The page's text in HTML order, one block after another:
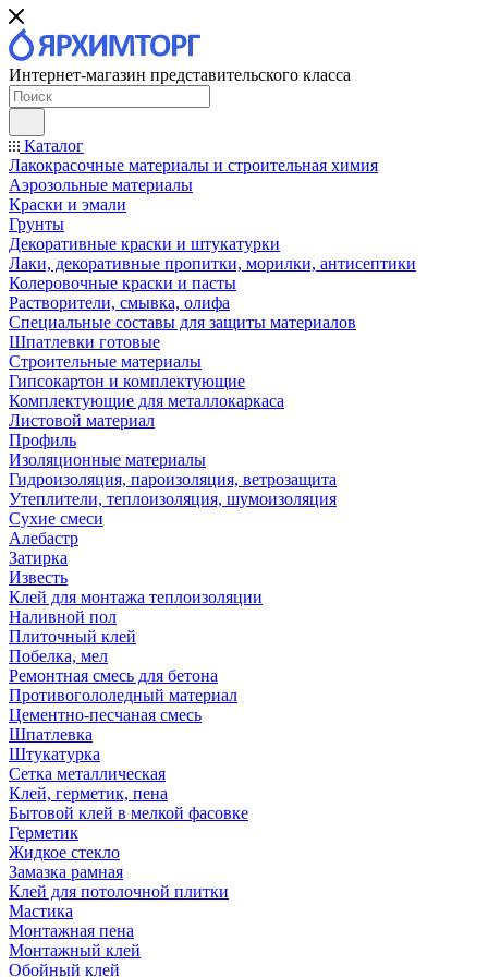
Интернет-магазин представительского класса
Каталог
Лакокрасочные материалы и строительная химия
Аэрозольные материалы
Краски и эмали
Грунты
Декоративные краски и штукатурки
Лаки, декоративные пропитки, морилки, антисептики
Колеровочные краски и пасты
Растворители, смывка, олифа
Специальные составы для защиты материалов
Шпатлевки готовые
Строительные материалы
Гипсокартон и комплектующие
Комплектующие для металлокаркаса
Листовой материал
Профиль
Изоляционные материалы
Гидроизоляция, пароизоляция, ветрозащита
Утеплители, теплоизоляция, шумоизоляция
Сухие смеси
Алебастр
Затирка
Известь
Клей для монтажа теплоизоляции
Наливной пол
Плиточный клей
Побелка, мел
Ремонтная смесь для бетона
Противогололедный материал
Цементно-песчаная смесь
Шпатлевка
Штукатурка
Сетка металлическая
Клей, герметик, пена
Бытовой клей в мелкой фасовке
Герметик
Жидкое стекло
Замазка рамная
Клей для потолочной плитки
Мастика
Монтажная пена
Монтажный клей
Обойный клей